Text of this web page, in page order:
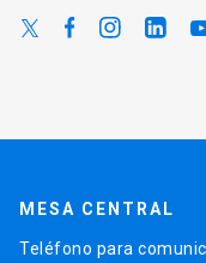
MESA CENTRAL
Teléfono para